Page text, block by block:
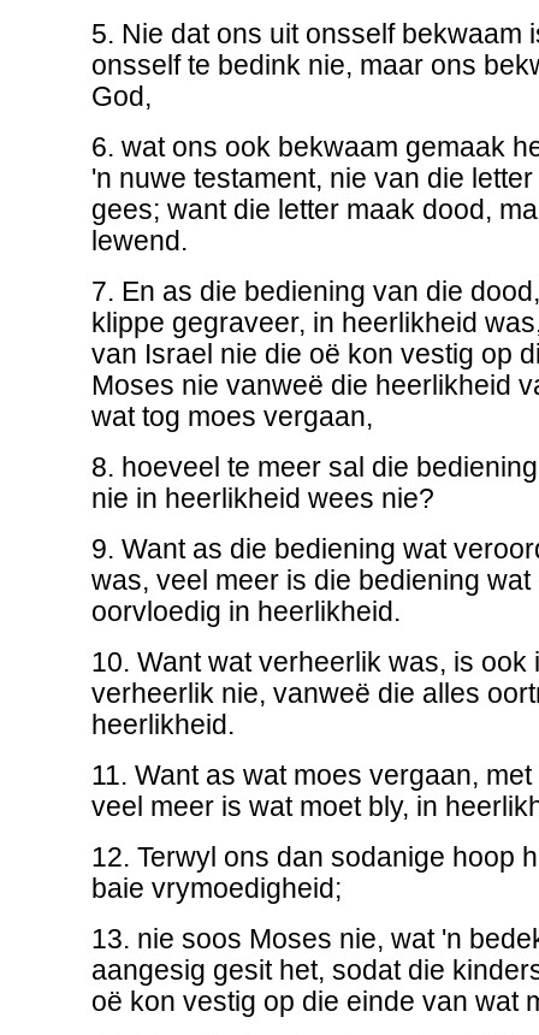
5. Nie dat ons uit onsself bekwaam
onsself te bedink nie, maar ons
God,
6. wat ons ook bekwaam gemaak
'n nuwe testament, nie van die
gees; want die letter maak dood,
lewend.
7. En as die bediening van die
klippe gegraveer, in heerlikheid
van Israel nie die oë kon vestig op
Moses nie vanweë die heerlikheid
wat tog moes vergaan,
8. hoeveel te meer sal die
nie in heerlikheid wees nie?
9. Want as die bediening wat
was, veel meer is die bediening
oorvloedig in heerlikheid.
10. Want wat verheerlik was, is ook
verheerlik nie, vanweë die alles
heerlikheid.
11. Want as wat moes vergaan,
veel meer is wat moet bly, in
12. Terwyl ons dan sodanige hoop
baie vrymoedigheid;
13. nie soos Moses nie, wat 'n
aangesig gesit het, sodat die
oë kon vestig op die einde van wat